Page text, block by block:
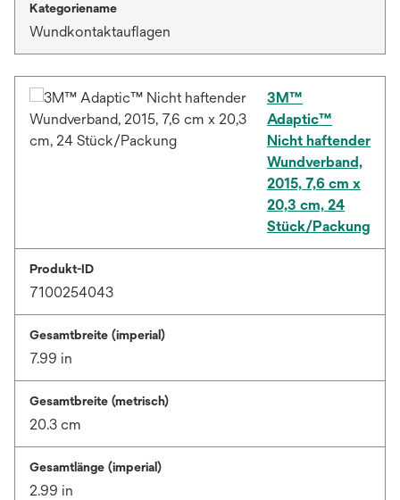
Kategoriename
Wundkontaktauflagen
3M™
Adaptic™
Nicht haftender
Wundverband,
2015, 7,6 cm x
20,3 cm, 24
Stück/Packung
Produkt-ID
7100254043
Gesamtbreite (imperial)
7.99 in
Gesamtbreite (metrisch)
20.3 cm
Gesamtlänge (imperial)
2.99 in